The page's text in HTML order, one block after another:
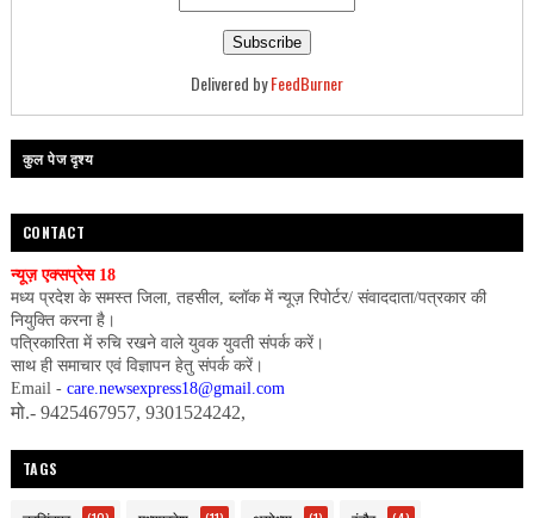
Delivered byFeedBurner
कुल पेज दृश्य
CONTACT
न्यूज़ एक्सप्रेस 18
मध्य प्रदेश के समस्त जिला, तहसील, ब्लॉक में न्यूज़ रिपोर्टर/ संवाददाता/पत्रकार की
नियुक्ति करना है।
पत्रिकारिता में रुचि रखने वाले युवक युवती संपर्क करें।
साथ ही समाचार एवं विज्ञापन हेतु संपर्क करें।
Email - care.newsexpress18@gmail.com
मो.- 9425467957, 9301524242,
TAGS